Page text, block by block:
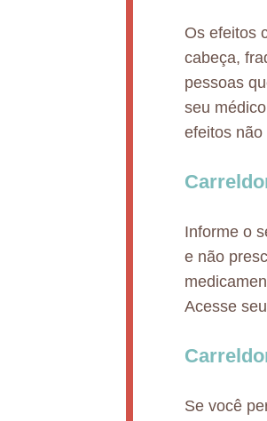
Os efeitos
cabeça,
pessoas
seu
efeitos
Informe o
e não
Acesse
Se você